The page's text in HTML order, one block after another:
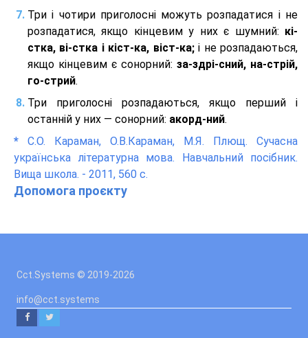
Три і чотири приголосні можуть розпадатися і не
розпадатися, якщо кінцевим у них є шумний: кі-
стка, ві-стка і кіст-ка, віст-ка;і не розпадаються,
якщо кінцевим є сонорний: за-здрі-сний, на-стрій,
го-стрий.
Три приголосні розпадаються, якщо перший і
останній у них — сонорний: акорд-ний.
* С.О. Караман, О.В.Караман, М.Я. Плющ. Сучасна
українська літературна мова. Навчальний посібник.
Вища школа. - 2011, 560 с.
Допомога проєкту
Cct.Systems © 2019-2026
info@cct.systems